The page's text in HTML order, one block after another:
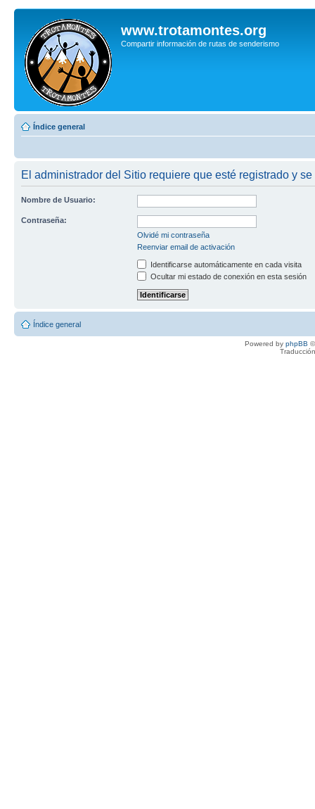
www.trotamontes.org
Compartir información de rutas de senderismo
Índice general
El administrador del Sitio requiere que esté registrado y
Nombre de Usuario:
Contraseña:
Olvidé mi contraseña
Reenviar email de activación
Identificarse automáticamente en cada visita
Ocultar mi estado de conexión en esta sesión
Índice general
Powered by phpBB